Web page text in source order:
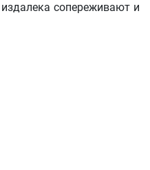
сопереживают и